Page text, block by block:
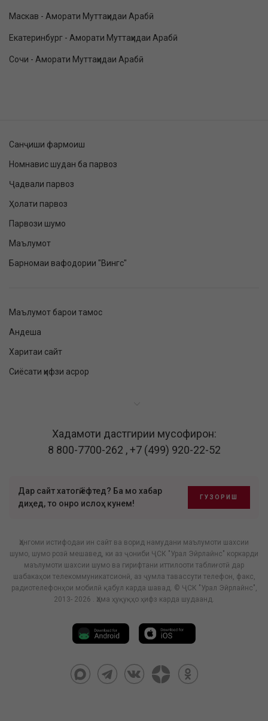
Маскав - Аморати Муттаҳидаи Арабӣ
Екатеринбург - Аморати Муттаҳидаи Арабӣ
Сочи - Аморати Муттаҳидаи Арабӣ
Санҷиши фармоиш
Номнавис шудан ба парвоз
Ҷадвали парвоз
Ҳолати парвоз
Парвози шумо
Маълумот
Барномаи вафодории "Вингс"
Маълумот барои тамос
Андеша
Харитаи сайт
Сиёсати ҳифзи асрор
Хадамоти дастгирии мусофирон:
8 800-7700-262 ,+7 (499) 920-22-52
Дар сайт хатогӣ ёфтед? Ба мо хабар
диҳед, то онро ислоҳ кунем!
ГУЗОРИШ
Ҳангоми истифодаи ин сайт ва ворид намудани маълумоти шахсии
шумо, шумо розӣ мешавед, ки аз ҷониби ҶСК "Урал Эйрлайнс" коркарди
маълумоти шахсии шумо ва гирифтани иттилооти таблиғотӣ дар
шабакаҳои телекоммуникатсионӣ, аз ҷумла тавассути телефон, факс,
радиотелефонҳои мобилӣ қабул карда шавад. © ҶСК "Урал Эйрлайнс",
2013- 2026 . Ҳама ҳуқуқҳо ҳифз карда шудаанд.